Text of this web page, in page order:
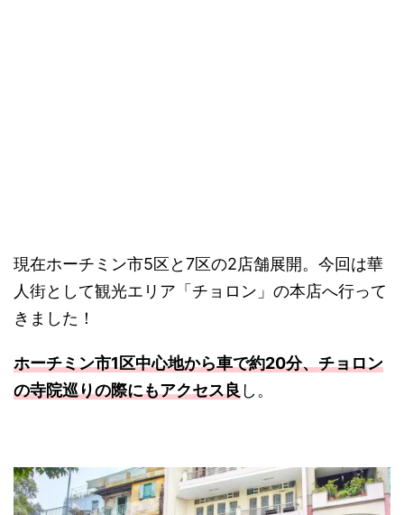
現在ホーチミン市5区と7区の2店舗展開。今回は華
人街として観光エリア「チョロン」の本店へ行って
きました！
ホーチミン市1区中心地から車で約20分、チョロン
の寺院巡りの際にもアクセス良し。